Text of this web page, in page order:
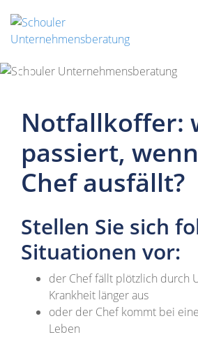
Notfallkoffer:
passiert,
Chef ausfällt?
Stellen Sie sich
Situationen vor:
der Chef fällt plötzlich durch
Krankheit länger aus
oder der Chef kommt bei
Leben